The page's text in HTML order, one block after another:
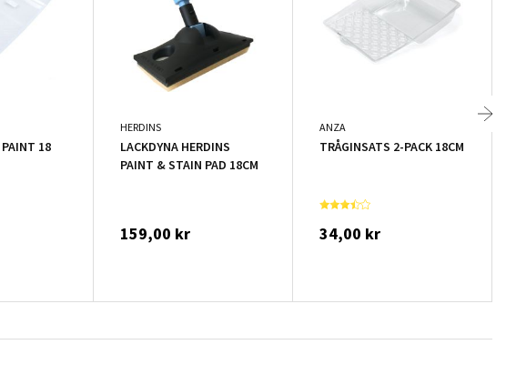
PAINT 18
HERDINS
LACKDYNA HERDINS
PAINT & STAIN PAD 18CM
159,00 kr
ANZA
TRÅGINSATS 2-PACK 18CM
34,00 kr